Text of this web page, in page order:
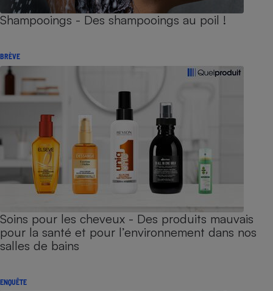
Shampooings - Des shampooings au poil !
BRÈVE
Soins pour les cheveux - Des produits mauvais
pour la santé et pour l’environnement dans nos
salles de bains
ENQUÊTE